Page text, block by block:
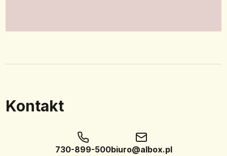
Kontakt
730-899-500biuro@albox.pl